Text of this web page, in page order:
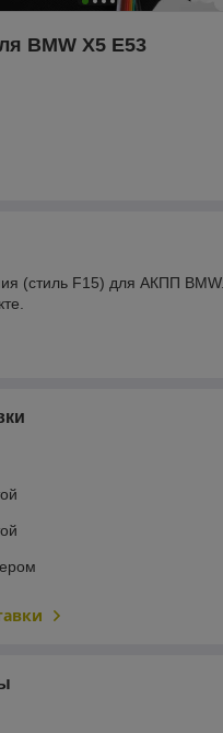
BMW X5 E53
(стиль F15) для АКПП BMW.